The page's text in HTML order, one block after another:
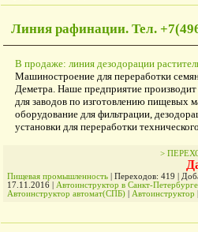
Линия рафинации. Тел.
В продаже: линия дезодорации
Машиностроение для переработки
Деметра. Наше предприятие
для заводов по изготовлению пищевых
оборудование для фильтрации,
установки для переработки
>
Пищевая промышленность| Переходов: 419 |
17.11.2016| Автоинструктор в Санкт-
Автоинструктор автомат(СПБ)
Автоинструктор